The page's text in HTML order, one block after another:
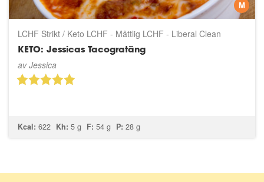
M
LCHF Strikt / Keto LCHF - Måttlig LCHF - Liberal Clean
Eating GI Low Carb LCHP
KETO: Jessicas Tacogratäng
avJessica
Kcal: 622 Kh: 5 g F: 54 g P: 28 g